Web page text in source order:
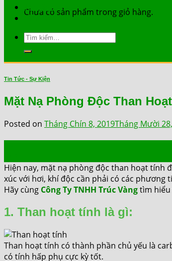
Chưa có sản phẩm trong giỏ hàng.
Tài Liệu
Liên Hệ
Tìm
kiếm:
Tin Tức - Sự Kiện
Mặt Nạ Phòng Độc Than
Posted on Tháng Chín 8, 2019Tháng Mười
Hiện nay, mặt nạ phòng độc than hoạt tính
xúc với hơi, khí độc cần phải có các phương
Hãy cùng Công Ty TNHH Trúc Vàngtìm
1. Than hoạt tính là gì:
Than hoạt tính có thành phần chủ yếu là
có tính hấp phụ cực kỳ tốt.